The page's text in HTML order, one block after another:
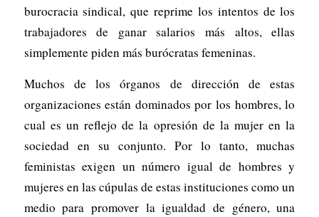
burocracia sindical, que reprime los intentos de los
trabajadores de ganar salarios más altos, ellas
simplemente piden más burócratas femeninas.
Muchos de los órganos de dirección de estas
organizaciones están dominados por los hombres, lo
cual es un reflejo de la opresión de la mujer en la
sociedad en su conjunto. Por lo tanto, muchas
feministas exigen un número igual de hombres y
mujeres en las cúpulas de estas instituciones como un
medio para promover la igualdad de género, una